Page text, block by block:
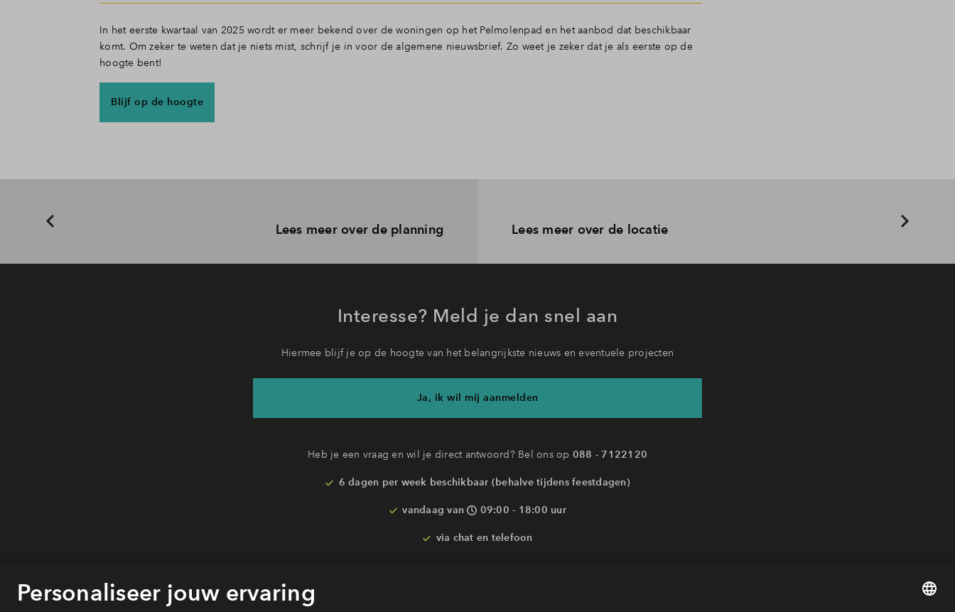
In het eerste kwartaal van 2025 wordt er meer bekend over de woningen op het Pelmolenpad en het aanbod dat beschikbaar
komt. Om zeker te weten dat je niets mist, schrijf je in voor de algemene nieuwsbrief. Zo weet je zeker dat je als eerste op de
hoogte bent!
Blijf op de hoogte
Lees meer over de planning Lees meer over de locatie
Interesse? Meld je dan snel aan
Hiermee blijf je op de hoogte van het belangrijkste nieuws en eventuele projecten
Ja, ik wil mij aanmelden
Heb je een vraag en wil je direct antwoord? Bel ons op 088 - 7122120
6 dagen per week beschikbaar (behalve tijdens feestdagen)
vandaag van 09:00 - 18:00 uur
via chat en telefoon